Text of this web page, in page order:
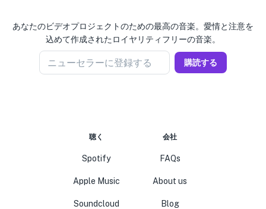
あなたのビデオプロジェクトのための最高の音楽。愛情と注意を
込めて作成されたロイヤリティフリーの音楽。
ニューセラーに登録する 購読する
聴く
Spotify
Apple Music
Soundcloud
会社
FAQs
About us
Blog